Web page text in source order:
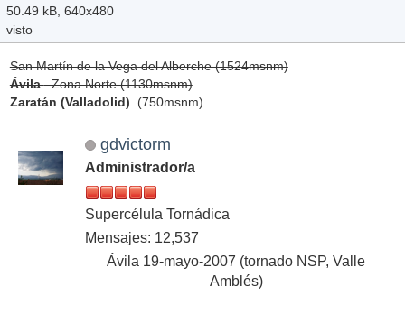
50.49 kB, 640x480
visto
San Martín de la Vega del Alberche (1524msnm)
Ávila. Zona Norte (1130msnm)
Zaratán (Valladolid) (750msnm)
gdvictorm
Administrador/a
Supercélula Tornádica
Mensajes: 12,537
Ávila 19-mayo-2007 (tornado NSP, Valle
Amblés)